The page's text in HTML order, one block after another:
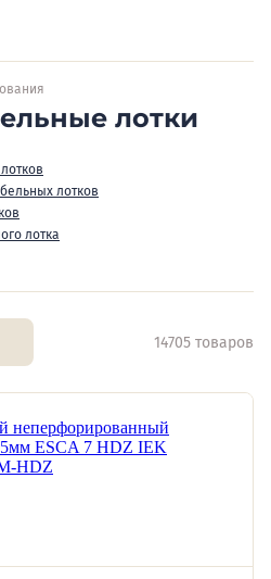
лотки
лотков
лотка
14705 товаров